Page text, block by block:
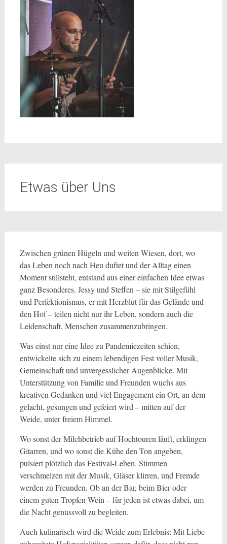
Etwas über Uns
Zwischen grünen Hügeln und weiten Wiesen, dort, wo
das Leben noch nach Heu duftet und der Alltag einen
Moment stillsteht, entstand aus einer einfachen Idee etwas
ganz Besonderes. Jessy und Steffen – sie mit Stilgefühl
und Perfektionismus, er mit Herzblut für das Gelände und
den Hof – teilen nicht nur ihr Leben, sondern auch die
Leidenschaft, Menschen zusammenzubringen.
Was einst nur eine Idee zu Pandemiezeiten schien,
entwickelte sich zu einem lebendigen Fest voller Musik,
Gemeinschaft und unvergesslicher Augenblicke. Mit
Unterstützung von Familie und Freunden wuchs aus
kreativen Gedanken und viel Engagement ein Ort, an dem
gelacht, gesungen und gefeiert wird – mitten auf der
Weide, unter freiem Himmel.
Wo sonst der Milchbetrieb auf Hochtouren läuft, erklingen
Gitarren, und wo sonst die Kühe den Ton angeben,
pulsiert plötzlich das Festival-Leben. Stimmen
verschmelzen mit der Musik, Gläser klirren, und Fremde
werden zu Freunden. Ob an der Bar, beim Bier oder
einem guten Tropfen Wein – für jeden ist etwas dabei, um
die Nacht genussvoll zu begleiten.
Auch kulinarisch wird die Weide zum Erlebnis: Mit Liebe